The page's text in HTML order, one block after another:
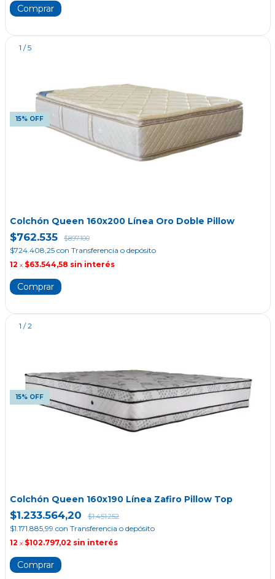
1 /5
15% OFF
Colchón Queen 160x200 Línea Oro Doble Pillow
$762.535 $897.100
$724.408,25 con Transferencia o depósito
12 x $63.544,58 sin interés
1 /2
15% OFF
Colchón Queen 160x190 Línea Zafiro Pillow Top
$1.233.564,20 $1.451.252
$1.171.885,99 con Transferencia o depósito
12 x $102.797,02 sin interés